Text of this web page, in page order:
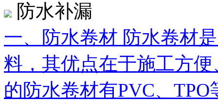
防水补漏
一、防水卷材 防水卷材
料，其优点在于施工方
的防水卷材有PVC、